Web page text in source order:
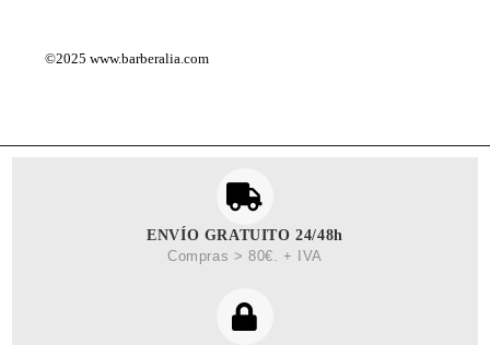
©2025www.barberalia.com
ENVÍO GRATUITO 24/48h
Compras > 80€. + IVA